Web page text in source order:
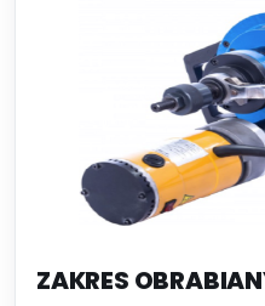
ZAKRES